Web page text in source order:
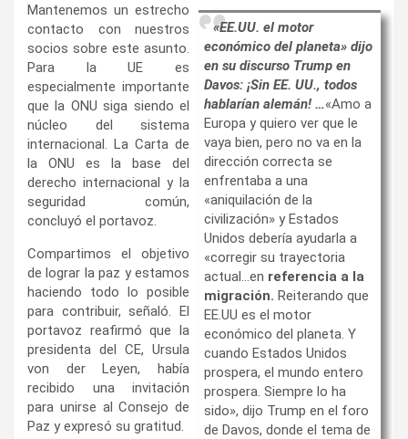
«EE.UU. el motor
económico del planeta» dijo
en su discurso Trump en
Davos: ¡Sin EE. UU., todos
hablarían alemán! …«Amo a
Europa y quiero ver que le
vaya bien, pero no va en la
dirección correcta se
enfrentaba a una
«aniquilación de la
civilización» y Estados
Unidos debería ayudarla a
«corregir su trayectoria
actual…en referencia a la
migración. Reiterando que
EE.UU es el motor
económico del planeta. Y
cuando Estados Unidos
prospera, el mundo entero
prospera. Siempre lo ha
sido», dijo Trump en el foro
de Davos, donde el tema de
Mantenemos un estrecho
contacto con nuestros
socios sobre este asunto.
Para la UE es
especialmente importante
que la ONU siga siendo el
núcleo del sistema
internacional. La Carta de
la ONU es la base del
derecho internacional y la
seguridad común,
concluyó el portavoz.
Compartimos el objetivo
de lograr la paz y estamos
haciendo todo lo posible
para contribuir, señaló. El
portavoz reafirmó que la
presidenta del CE, Ursula
von der Leyen, había
recibido una invitación
para unirse al Consejo de
Paz y expresó su gratitud.